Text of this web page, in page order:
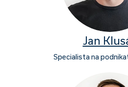
Jan
Specialista na